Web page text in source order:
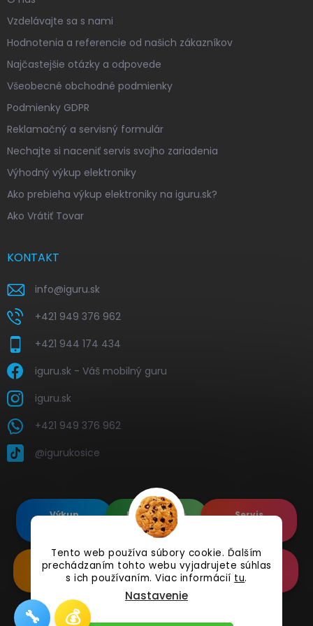
Tento web používa súbory cookie. Ďalším
prechádzaním tohto webu vyjadrujete súhlas
s ich používaním. Viac informácií tu.
Nastavenie
Vzdelávajte sa s nami
Hodnotenia a referencie od našich zákazníkov
Najčastejšie otázky a odpovede
Všeobecné obchodné podmienky
Podmienky GDPR
Reklamačný a servisný formulár
Nechajte si naceniť servis svojho zariadenia
Výhodný výkup elektroniky
Ako prebieha výkup elektroniky na iguru.sk?
Ako Vrátiť Tovar
KONTAKT
info@iguru.sk
+421 949 376 962
+421 944 174 434
iguru.sk - Váš mobilný guru
iguru.sk
+421 949 376 962
@igurukosice
Výkup
Renovované
Apple's
Servis
Renovované
Samsung's
Doplnkové
Príslušenstvo
Online
Reklamácia
🔧 💰